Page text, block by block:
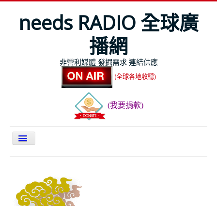
needs RADIO 全球廣
播網
非營利媒體 發掘需求 連結供應
(全球各地收聽)
(我要捐款)
今日最新
節目表